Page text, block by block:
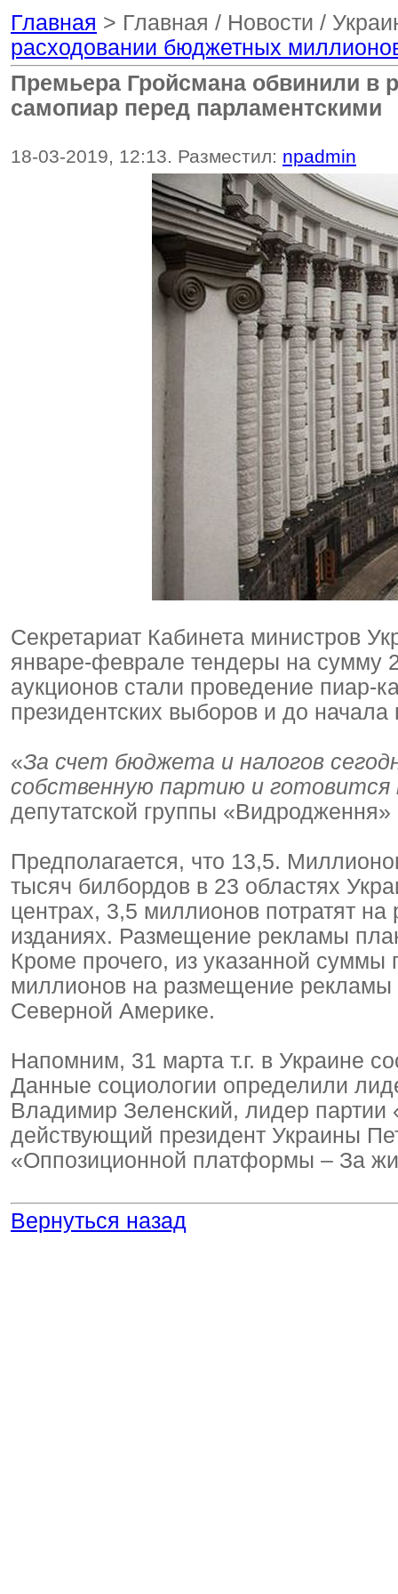
Главная > Главная / Новости /
расходовании бюджетных
Премьера Гройсмана обвинили в
самопиар перед парламентскими
18-03-2019, 12:13. Разместил: npadmin
Секретариат Кабинета министров
январе-феврале тендеры на сумму
аукционов стали проведение пиар-
президентских выборов и до
«За счет бюджета и налогов
собственную партию и готовится
депутатской группы
Предполагается, что 13,5.
тысяч билбордов в 23 областях
центрах, 3,5 миллионов потратят на
изданиях. Размещение рекламы
Кроме прочего, из указанной суммы
миллионов на размещение
Северной Америке.
Напомним, 31 марта т.г. в Украине
Данные социологии определили
Владимир Зеленский, лидер
действующий президент Украины
«Оппозиционной платформы – За
Вернуться назад